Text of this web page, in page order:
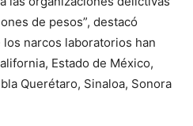
de pesos”, destacó
narcos laboratorios han
Estado de México,
Querétaro, Sinaloa, Sonora